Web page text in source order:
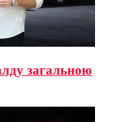
загальною